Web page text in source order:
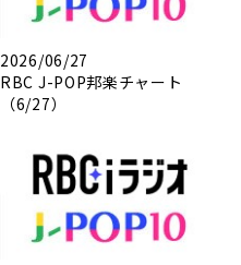
2026/06/27
RBC J-POP邦楽チャート
（6/27）